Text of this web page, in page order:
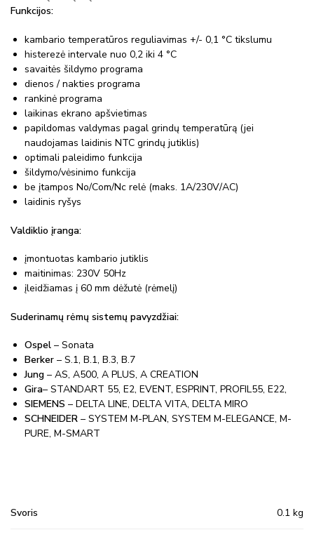
Funkcijos:
kambario temperatūros reguliavimas +/- 0,1 °C tikslumu
histerezė intervale nuo 0,2 iki 4 °C
savaitės šildymo programa
dienos / nakties programa
rankinė programa
laikinas ekrano apšvietimas
papildomas valdymas pagal grindų temperatūrą (jei
naudojamas laidinis NTC grindų jutiklis)
optimali paleidimo funkcija
šildymo/vėsinimo funkcija
be įtampos No/Com/Nc relė (maks. 1A/230V/AC)
laidinis ryšys
Valdiklio įranga:
įmontuotas kambario jutiklis
maitinimas: 230V 50Hz
įleidžiamas į 60 mm dėžutė (rėmelį)
Suderinamų rėmų sistemų pavyzdžiai:
Ospel – Sonata
Berker – S.1, B.1, B.3, B.7
Jung – AS, A500, A PLUS, A CREATION
Gira– STANDART 55, E2, EVENT, ESPRINT, PROFIL55, E22,
SIEMENS – DELTA LINE, DELTA VITA, DELTA MIRO
SCHNEIDER – SYSTEM M-PLAN, SYSTEM M-ELEGANCE, M-
PURE, M-SMART
Svoris 0.1 kg